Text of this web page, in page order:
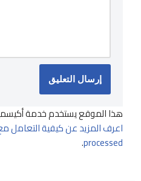
هذا الموقع يستخدم خدمة
اعرف المزيد عن كيفية التعامل
processed
.